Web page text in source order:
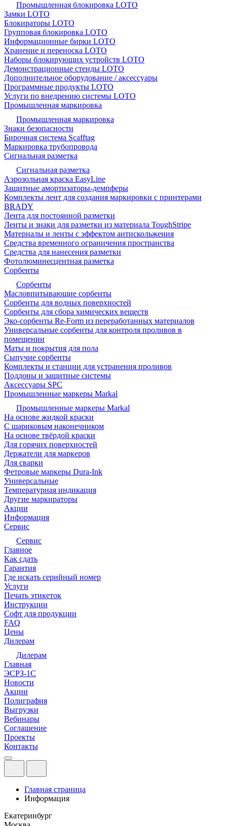
Промышленная блокировка LOTO
Замки LOTO
Блокираторы LOTO
Групповая блокировка LOTO
Информационные бирки LOTO
Хранение и переноска LOTO
Наборы блокирующих устройств LOTO
Демонстрационные стенды LOTO
Дополнительное оборудование / аксессуары
Программные продукты LOTO
Услуги по внедрению системы LOTO
Промышленная маркировка
Промышленная маркировка
Знаки безопасности
Бирочная система Scafftag
Маркировка трубопровода
Сигнальная разметка
Сигнальная разметка
Аэрозольная краска EasyLine
Защитные амортизаторы-демпферы
Комплекты лент для создания маркировки с принтерами
BRADY
Лента для постоянной разметки
Ленты и знаки для разметки из материала ToughStripe
Материалы и ленты с эффектом антискольжения
Средства временного ограничения пространства
Средства для нанесения разметки
Фотолюминесцентная разметка
Сорбенты
Сорбенты
Масловпитывающие сорбенты
Сорбенты для водных поверхностей
Сорбенты для сбора химических веществ
Эко-сорбенты Re-Form из переработанных материалов
Универсальные сорбенты для контроля проливов в
помещении
Маты и покрытия для пола
Сыпучие сорбенты
Комплекты и станции для устранения проливов
Поддоны и защитные системы
Аксессуары SPC
Промышленные маркеры Markal
Промышленные маркеры Markal
На основе жидкой краски
С шариковым наконечником
На основе твёрдой краски
Для горячих поверхностей
Держатели для маркеров
Для сварки
Фетровые маркеры Dura-Ink
Универсальные
Температурная индикация
Другие маркираторы
Акции
Информация
Сервис
Сервис
Главное
Как сдать
Гарантия
Где искать серийный номер
Услуги
Печать этикеток
Инструкции
Софт для продукции
FAQ
Цены
Дилерам
Дилерам
Главная
ЭСРЗ-1С
Новости
Акции
Полиграфия
Выгрузки
Вебинары
Соглашение
Проекты
Контакты
Главная страница
Информация
Екатеринбург